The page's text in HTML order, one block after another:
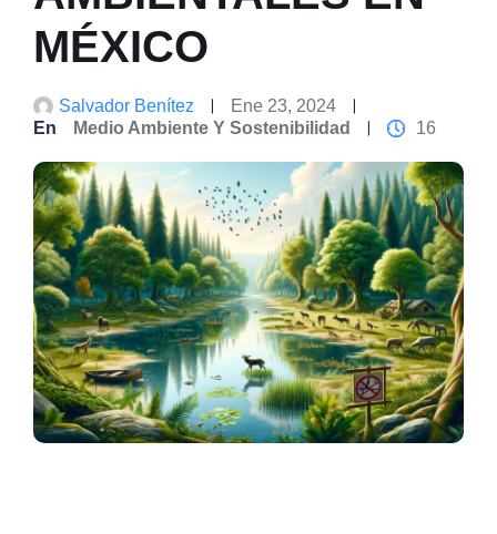
MÉXICO
Salvador Benítez
Ene 23, 2024
En
Medio Ambiente Y Sostenibilidad 16